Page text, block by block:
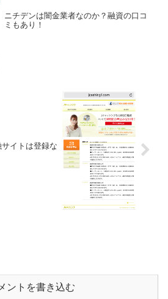
ニチデンは闇金業者なのか？融資の口コ
ミもあり！
イトは登録な
ントを書き込む